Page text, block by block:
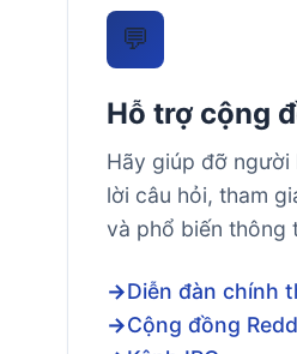
💬
Hỗ trợ cộng
Hãy giúp đỡ
lời câu hỏi, tham
và phổ biến thông
Diễn đàn chính
Cộng đồng